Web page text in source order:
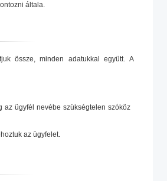
általa.
össze, minden adatukkal együtt. A
az ügyfél nevébe szükségtelen szóköz
az ügyfelet.